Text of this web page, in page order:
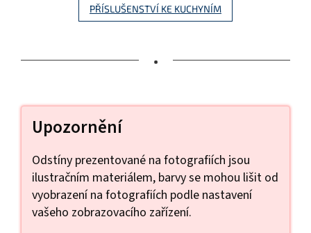
PŘÍSLUŠENSTVÍ KE KUCHYNÍM
•
Upozornění
Odstíny prezentované na fotografiích jsou
ilustračním materiálem, barvy se mohou lišit od
vyobrazení na fotografiích podle nastavení
vašeho zobrazovacího zařízení.